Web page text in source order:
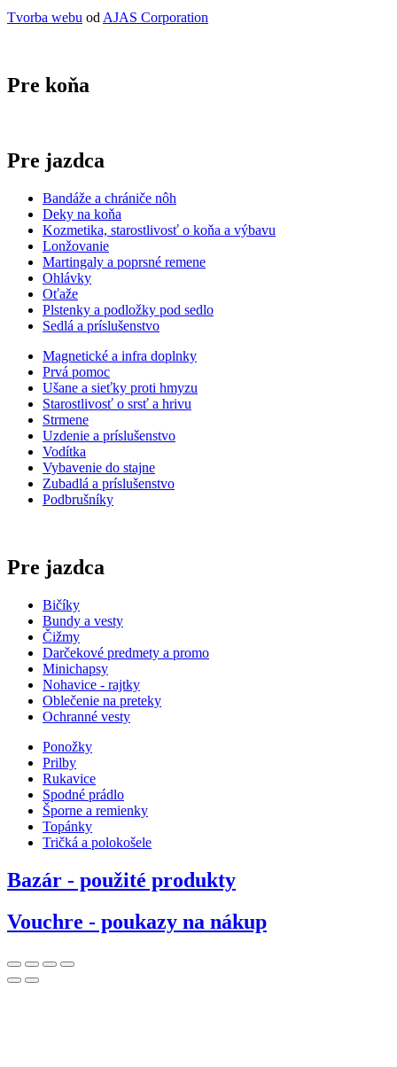
Tvorba webu odAJAS Corporation
Pre koňa
Pre jazdca
Bandáže a chrániče nôh
Deky na koňa
Kozmetika, starostlivosť o koňa a výbavu
Lonžovanie
Martingaly a poprsné remene
Ohlávky
Oťaže
Plstenky a podložky pod sedlo
Sedlá a príslušenstvo
Magnetické a infra doplnky
Prvá pomoc
Ušane a sieťky proti hmyzu
Starostlivosť o srsť a hrivu
Strmene
Uzdenie a príslušenstvo
Vodítka
Vybavenie do stajne
Zubadlá a príslušenstvo
Podbrušníky
Pre jazdca
Bičíky
Bundy a vesty
Čižmy
Darčekové predmety a promo
Minichapsy
Nohavice - rajtky
Oblečenie na preteky
Ochranné vesty
Ponožky
Prilby
Rukavice
Spodné prádlo
Šporne a remienky
Topánky
Tričká a polokošele
Bazár - použité produkty
Vouchre - poukazy na nákup